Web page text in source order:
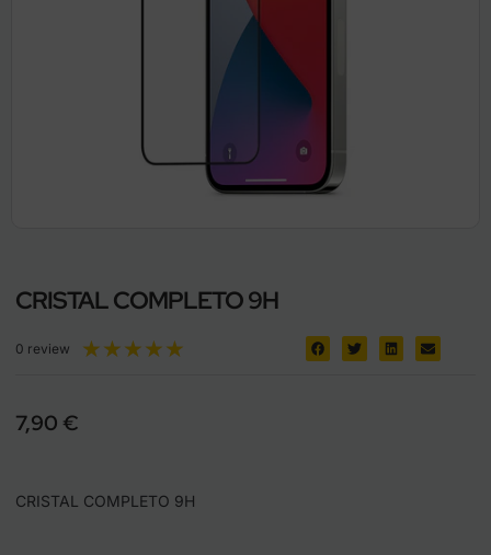
CRISTAL COMPLETO 9H
0 review ★★★★★
7,90 €
CRISTAL COMPLETO 9H